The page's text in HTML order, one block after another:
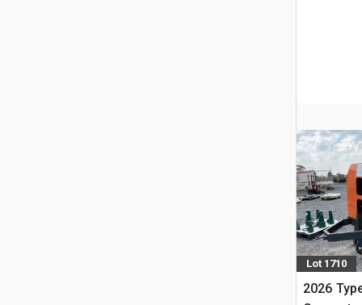
Lot 1710
2026